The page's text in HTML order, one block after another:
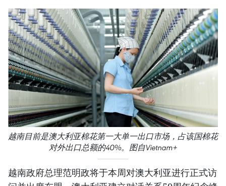
越南目前是澳大利亚棉花第一大单一出口市场，占该国棉花
对外出口总额的40%。图自Vietnam+
越南政府总理范明政将于本周对澳大利亚进行正式访